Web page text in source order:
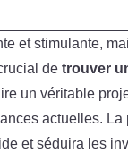
et stimulante,
detrouver
un véritable
actuelles.
et séduira les